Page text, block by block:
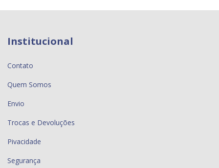
Institucional
Contato
Quem Somos
Envio
Trocas e Devoluções
Pivacidade
Segurança